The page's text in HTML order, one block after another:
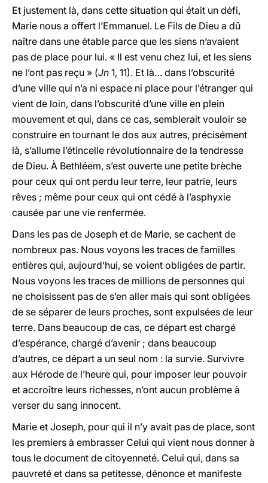
Et justement là, dans cette situation qui était un défi,
Marie nous a offert l’Emmanuel. Le Fils de Dieu a dû
naître dans une étable parce que les siens n’avaient
pas de place pour lui. « Il est venu chez lui, et les siens
ne l’ont pas reçu » (Jn 1, 11). Et là… dans l’obscurité
d’une ville qui n’a ni espace ni place pour l’étranger qui
vient de loin, dans l’obscurité d’une ville en plein
mouvement et qui, dans ce cas, semblerait vouloir se
construire en tournant le dos aux autres, précisément
là, s’allume l’étincelle révolutionnaire de la tendresse
de Dieu. À Bethléem, s’est ouverte une petite brèche
pour ceux qui ont perdu leur terre, leur patrie, leurs
rêves ; même pour ceux qui ont cédé à l’asphyxie
causée par une vie renfermée.
Dans les pas de Joseph et de Marie, se cachent de
nombreux pas. Nous voyons les traces de familles
entières qui, aujourd’hui, se voient obligées de partir.
Nous voyons les traces de millions de personnes qui
ne choisissent pas de s’en aller mais qui sont obligées
de se séparer de leurs proches, sont expulsées de leur
terre. Dans beaucoup de cas, ce départ est chargé
d’espérance, chargé d’avenir ; dans beaucoup
d’autres, ce départ a un seul nom : la survie. Survivre
aux Hérode de l’heure qui, pour imposer leur pouvoir
et accroître leurs richesses, n’ont aucun problème à
verser du sang innocent.
Marie et Joseph, pour qui il n’y avait pas de place, sont
les premiers à embrasser Celui qui vient nous donner à
tous le document de citoyenneté. Celui qui, dans sa
pauvreté et dans sa petitesse, dénonce et manifeste